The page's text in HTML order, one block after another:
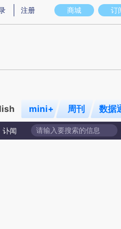
意图存在偏差。不代表财新观点和立场
商城 订
注册
mini+ 周刊 数据
讣闻